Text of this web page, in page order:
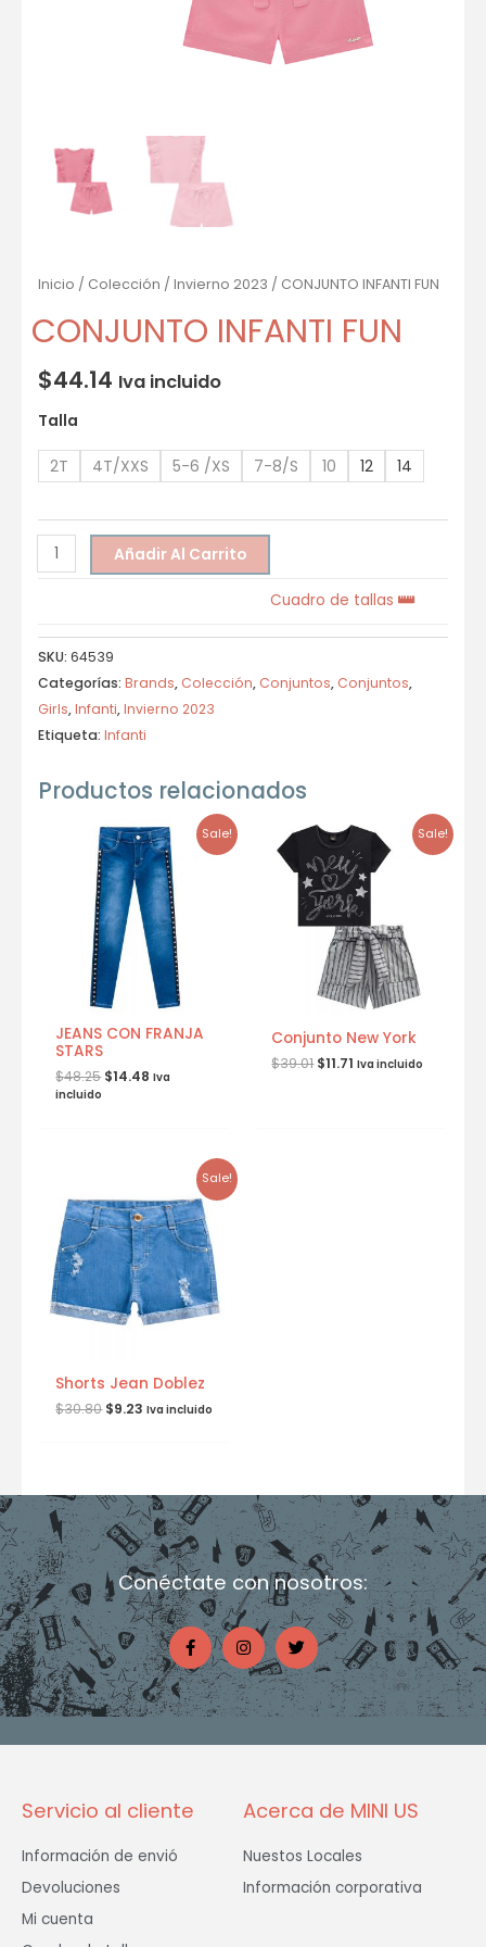
Inicio / Colección / Invierno 2023 / CONJUNTO INFANTI FUN
CONJUNTO INFANTI FUN
$44.14 Iva incluido
Talla
2T 4T/XXS 5-6 /XS 7-8/S 10 12 14
Añadir Al Carrito
Cuadro de tallas
SKU: 64539
Categorías: Brands, Colección, Conjuntos, Conjuntos,
Girls,Infanti,Invierno 2023
Etiqueta: Infanti
Productos relacionados
Sale!
JEANS CON FRANJA
STARS
$48.25 $14.48 Iva
incluido
Sale!
Conjunto New York
$39.01 $11.71 Iva incluido
Sale!
Shorts Jean Doblez
$30.80 $9.23 Iva incluido
Conéctate con nosotros:
F
a
c
e
b
o
o
I
n
s
t
a
g
r
T
w
i
t
t
e
Servicio al cliente
Información de envió
Devoluciones
Mi cuenta
Acerca de MINI US
Nuestos Locales
Información corporativa